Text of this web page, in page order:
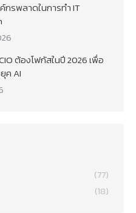
รพลาดในการทำ IT
ต้องโฟกัสในปี 2026 เพื่อ
ค AI
(77)
(18)